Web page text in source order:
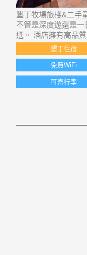
墾丁牧場旅棧&二手
不管是深度遊還是
選。 酒店擁有高品
們的所有需求。 在
Wi-Fi, 特快入住/退房
施。 客房裝飾
墾丁住宿
免費WiFi
可寄行李